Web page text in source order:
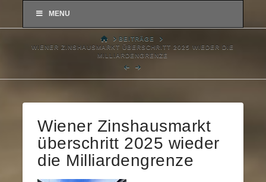
MENU
HOMEBEITRÄGE
WIENER ZINSHAUSMARKT ÜBERSCHRITT 2025 WIEDER DIE
MILLIARDENGRENZE
Wiener Zinshausmarkt
überschritt 2025 wieder
die Milliardengrenze